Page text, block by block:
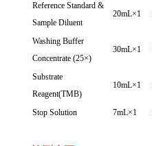
Reference Standard &
Sample Diluent
20mL×1
Washing Buffer
Concentrate (25×)
30mL×1
Substrate
Reagent(TMB)
10mL×1
Stop Solution 7mL×1